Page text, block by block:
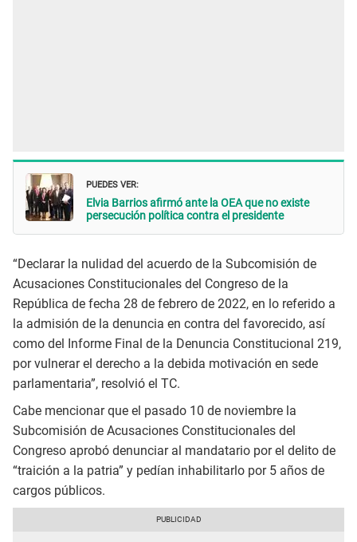
PUEDES VER:
Elvia Barrios afirmó ante la OEA que no existe
persecución política contra el presidente
“Declarar la nulidad del acuerdo de la Subcomisión de
Acusaciones Constitucionales del Congreso de la
República de fecha 28 de febrero de 2022, en lo referido a
la admisión de la denuncia en contra del favorecido, así
como del Informe Final de la Denuncia Constitucional 219,
por vulnerar el derecho a la debida motivación en sede
parlamentaria”, resolvió el TC.
Cabe mencionar que el pasado 10 de noviembre la
Subcomisión de Acusaciones Constitucionales del
Congreso aprobó denunciar al mandatario por el delito de
“traición a la patria” y pedían inhabilitarlo por 5 años de
cargos públicos.